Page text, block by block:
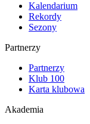
Kalendarium
Rekordy
Sezony
Partnerzy
Partnerzy
Klub 100
Karta klubowa
Akademia